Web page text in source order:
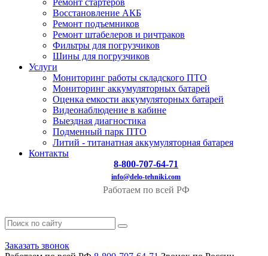
Ремонт стартеров
Восстановление АКБ
Ремонт подъемников
Ремонт штабелеров и ричтраков
Фильтры для погрузчиков
Шины для погрузчиков
Услуги
Мониторинг работы складского ПТО
Мониторинг аккумуляторных батарей
Оценка емкости аккумуляторных батарей
Видеонаблюдение в кабине
Выездная диагностика
Подменный парк ПТО
Литий - титанатная аккумуляторная батарея
Контакты
8-800-707-64-71
info@delo-tehniki.com
Работаем по всей РФ
Заказать звонок